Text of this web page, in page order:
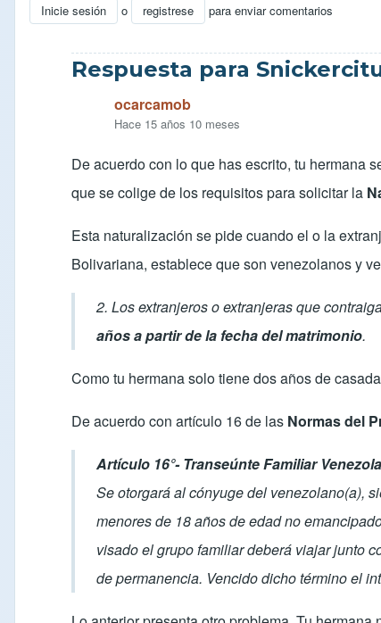
Inicie sesión o registrese para enviar comentarios
Respuesta para
ocarcamob
Hace 15 años 10 meses
De acuerdo con lo que has escrito, tu hermana
que se colige de los requisitos para solicitar la
Esta naturalización se pide cuando el o la
Bolivariana, establece que son venezolanos y
2. Los extranjeros o extranjeras que
años a partir de la fecha del matrimonio.
Como tu hermana solo tiene dos años de
De acuerdo con artículo 16 de las Normas del
Artículo 16°- Transeúnte Familiar
Se otorgará al cónyuge del venezolano(a),
menores de 18 años de edad no
visado el grupo familiar deberá viajar junto
de permanencia. Vencido dicho término el